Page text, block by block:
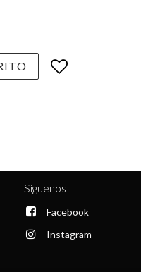
Síguenos
Facebook
Instagram